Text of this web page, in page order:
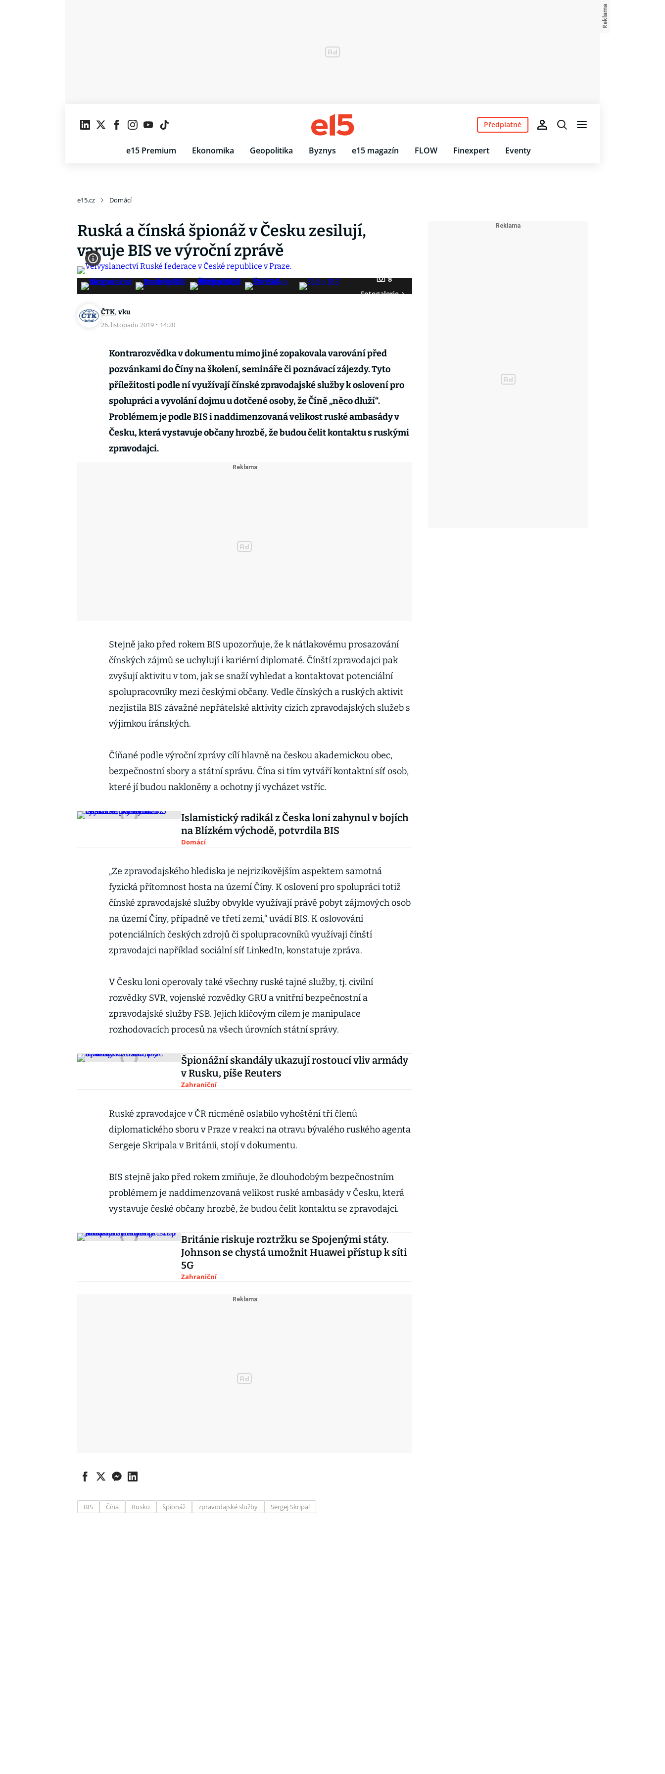
e15 Premium Ekonomika Geopolitika Byznys e15 magazín FLOW Finexpert Eventy
Předplatné
e15.cz Domácí
Ruská a čínská špionáž v Česku zesilují,
varuje BIS ve výroční zprávě
8
Fotogalerie
ČTK, vku
26. listopadu 2019 · 14:20
Kontrarozvědka v dokumentu mimo jiné zopakovala varování před
pozvánkami do Číny na školení, semináře či poznávací zájezdy. Tyto
příležitosti podle ní využívají čínské zpravodajské služby k oslovení pro
spolupráci a vyvolání dojmu u dotčené osoby, že Číně „něco dluží“.
Problémem je podle BIS i naddimenzovaná velikost ruské ambasády v
Česku, která vystavuje občany hrozbě, že budou čelit kontaktu s ruskými
zpravodajci.
Stejně jako před rokem BIS upozorňuje, že k nátlakovému prosazování
čínských zájmů se uchylují i kariérní diplomaté. Čínští zpravodajci pak
zvyšují aktivitu v tom, jak se snaží vyhledat a kontaktovat potenciální
spolupracovníky mezi českými občany. Vedle čínských a ruských aktivit
nezjistila BIS závažné nepřátelské aktivity cizích zpravodajských služeb s
výjimkou íránských.
Číňané podle výroční zprávy cílí hlavně na českou akademickou obec,
bezpečnostní sbory a státní správu. Čína si tím vytváří kontaktní síť osob,
které jí budou nakloněny a ochotny jí vycházet vstříc.
Islamistický radikál z Česka loni zahynul v bojích
na Blízkém východě, potvrdila BIS
Domácí
„Ze zpravodajského hlediska je nejrizikovějším aspektem samotná
fyzická přítomnost hosta na území Číny. K oslovení pro spolupráci totiž
čínské zpravodajské služby obvykle využívají právě pobyt zájmových osob
na území Číny, případně ve třetí zemi,“ uvádí BIS. K oslovování
potenciálních českých zdrojů či spolupracovníků využívají čínští
zpravodajci například sociální síť LinkedIn, konstatuje zpráva.
V Česku loni operovaly také všechny ruské tajné služby, tj. civilní
rozvědky SVR, vojenské rozvědky GRU a vnitřní bezpečnostní a
zpravodajské služby FSB. Jejich klíčovým cílem je manipulace
rozhodovacích procesů na všech úrovních státní správy.
Špionážní skandály ukazují rostoucí vliv armády
v Rusku, píše Reuters
Zahraniční
Ruské zpravodajce v ČR nicméně oslabilo vyhoštění tří členů
diplomatického sboru v Praze v reakci na otravu bývalého ruského agenta
Sergeje Skripala v Británii, stojí v dokumentu.
BIS stejně jako před rokem zmiňuje, že dlouhodobým bezpečnostním
problémem je naddimenzovaná velikost ruské ambasády v Česku, která
vystavuje české občany hrozbě, že budou čelit kontaktu se zpravodajci.
Británie riskuje roztržku se Spojenými státy.
Johnson se chystá umožnit Huawei přístup k síti
5G
Zahraniční
BIS Čína Rusko špionáž zpravodajské služby Sergej Skripal